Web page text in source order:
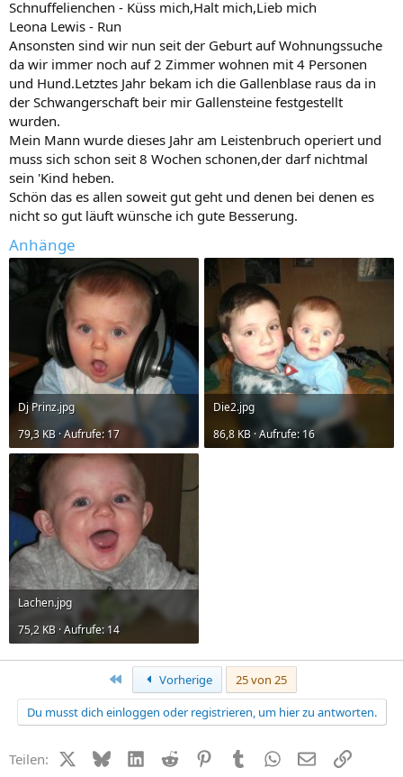
Schnuffelienchen - Küss mich,Halt mich,Lieb mich
Leona Lewis - Run
Ansonsten sind wir nun seit der Geburt auf Wohnungssuche
da wir immer noch auf 2 Zimmer wohnen mit 4 Personen
und Hund.Letztes Jahr bekam ich die Gallenblase raus da in
der Schwangerschaft beir mir Gallensteine festgestellt
wurden.
Mein Mann wurde dieses Jahr am Leistenbruch operiert und
muss sich schon seit 8 Wochen schonen,der darf nichtmal
sein 'Kind heben.
Schön das es allen soweit gut geht und denen bei denen es
nicht so gut läuft wünsche ich gute Besserung.
Anhänge
Dj Prinz.jpg
79,3 KB · Aufrufe: 17
Die2.jpg
86,8 KB · Aufrufe: 16
Lachen.jpg
75,2 KB · Aufrufe: 14
Erste Vorherige
25 von 25
Du musst dich einloggen oder registrieren, um hier zu antworten.
Teilen: X (Twitter)
BlueskyLinkedIn
Reddit PinterestTumblr WhatsApp
E-MailLink